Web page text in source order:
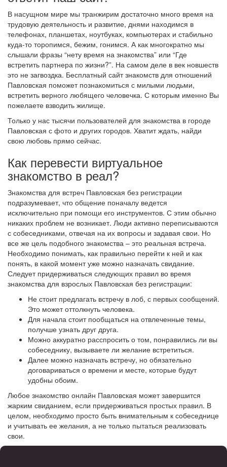
В насущном мире мы транжирим достаточно много время на
трудовую деятельность и развитие, днями находимся в
телефонах, планшетах, ноутбуках, компьютерах и стабильно
куда-то торопимся, бежим, гонимся. А как многократно мы
слышали фразы “нету время на знакомства” или “Где
встретить партнера по жизни?”. На самом деле в век новшеств
это не загвоздка. Бесплатный сайт знакомств для отношений
Павловская поможет познакомиться с милыми людьми,
встретить верного любящего человечка. С которым именно Вы
пожелаете взводить жилище.
Только у нас тысячи пользователей для знакомства в городе
Павловская с фото и других городов. Хватит ждать, найди
свою любовь прямо сейчас.
Как перевести виртуальное
знакомство в реал?
Знакомства для встреч Павловская без регистрации
подразумевает, что общение поначалу ведется
исключительно при помощи его инструментов. С этим обычно
никаких проблем не возникает. Люди активно переписываются
с собеседниками, отвечая на их вопросы и задавая свои. Но
все же цель подобного знакомства – это реальная встреча.
Необходимо понимать, как правильно перейти к ней и как
понять, в какой момент уже можно назначать свидание.
Следует придерживаться следующих правил во время
знакомства для взрослых Павловская без регистрации:
Не стоит предлагать встречу в лоб, с первых сообщений.
Это может оттолкнуть человека.
Для начала стоит пообщаться на отвлеченные темы,
получше узнать друг друга.
Можно аккуратно расспросить о том, понравились ли вы
собеседнику, вызываете ли желание встретиться.
Далее можно назначать встречу, но обязательно
договариваться о времени и месте, которые будут
удобны обоим.
Любое знакомство онлайн Павловская может завершится
жарким свиданием, если придерживаться простых правил. В
целом, необходимо просто быть внимательным к собеседнице
и учитывать ее желания, а не только пытаться реализовать
свои.